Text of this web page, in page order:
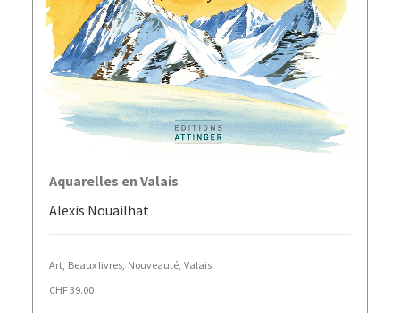
AJOUTER AU PANIER
Aquarelles en Valais
Alexis Nouailhat
Art, Beaux livres, Nouveauté, Valais
CHF39.00